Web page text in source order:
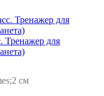
Тренажер для
см